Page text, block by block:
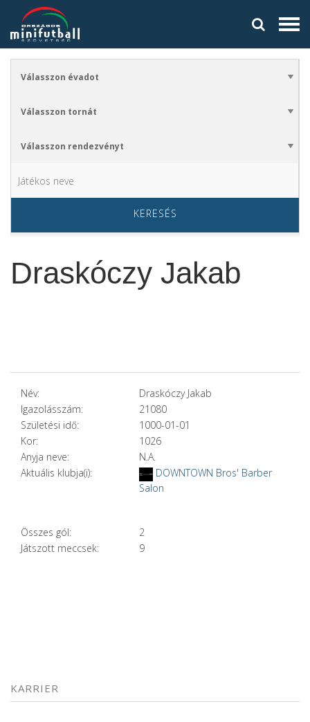
KERESÉS
Draskóczy Jakab
Név:
Draskóczy Jakab
Igazolásszám:
21080
Születési idő:
1000-01-01
Kor:
1026
Anyja neve:
N.A.
Aktuális klubja(i):
DOWNTOWN Bros' Barber
Salon
Összes gól:
2
Játszott meccsek:
9
KARRIER